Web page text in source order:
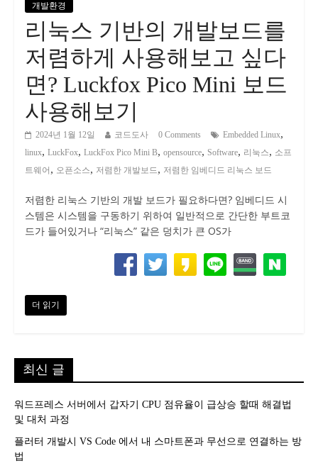
개발환경
리눅스 기반의 개발보드를
저렴하게 사용해보고 싶다
면? Luckfox Pico Mini 보드
사용해보기
2024년 1월 12일 코드도사 0 Comments Embedded Linux,
linux, LuckFox, LuckFox Pico Mini B, opensource, Software, 리눅스, 소프
트웨어 , 오픈소스, 저렴한 개발보드, 저렴한 임베디드 리눅스 보드
저렴한 리눅스 기반의 개발 보드가 필요하다면? 임베디드 시
스템은 시스템을 구동하기 위하여 일반적으로 간단한 부트코
드가 들어있거나 “리눅스” 같은 덩치가 큰 OS가
더 읽기
최신 글
워드프레스 서버에서 갑자기 CPU 점유율이 급상승 할때 해결법
및 대처 과정
플러터 개발시 VS Code 에서 내 스마트폰과 무선으로 연결하는 방
법